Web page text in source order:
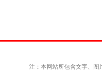
注：本网站所包含文字、图